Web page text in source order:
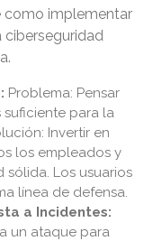
como implementar
ciberseguridad
Problema: Pensar
para la
Invertir en
los empleados y
Los usuarios
línea de defensa.
a Incidentes:
un ataque para